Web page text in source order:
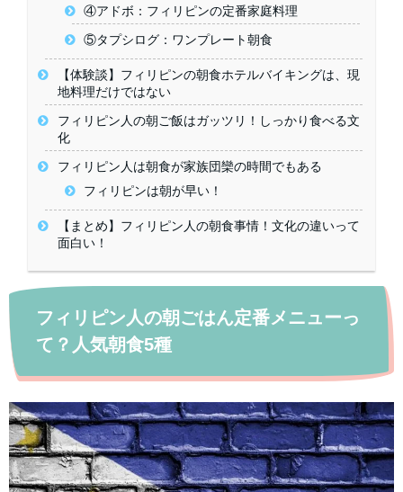
④アドボ：フィリピンの定番家庭料理
⑤タプシログ：ワンプレート朝食
【体験談】フィリピンの朝食ホテルバイキングは、現
地料理だけではない
フィリピン人の朝ご飯はガッツリ！しっかり食べる文
化
フィリピン人は朝食が家族団欒の時間でもある
フィリピンは朝が早い！
【まとめ】フィリピン人の朝食事情！文化の違いって
面白い！
フィリピン人の朝ごはん定番メニューっ
て？人気朝食5種